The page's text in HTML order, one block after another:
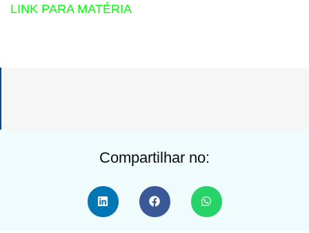
LINK PARA MATÉRIA
Compartilhar no: